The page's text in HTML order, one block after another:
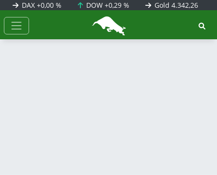
DAX +0,00 % DOW+0,29 % Gold 4.342,26
BörsenNEWS.de